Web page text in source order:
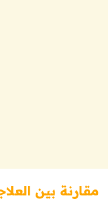
مقارنة بين